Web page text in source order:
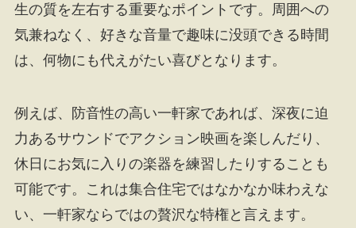
生の質を左右する重要なポイントです。周囲への
気兼ねなく、好きな音量で趣味に没頭できる時間
は、何物にも代えがたい喜びとなります。
例えば、防音性の高い一軒家であれば、深夜に迫
力あるサウンドでアクション映画を楽しんだり、
休日にお気に入りの楽器を練習したりすることも
可能です。これは集合住宅ではなかなか味わえな
い、一軒家ならではの贅沢な特権と言えます。